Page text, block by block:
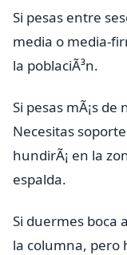
Si pesas entre
media o media-
la poblaciÃ³n.
Si pesas mÃ¡s
Necesitas
hundirÃ¡ en la
espalda.
Si duermes boca
la columna, pero